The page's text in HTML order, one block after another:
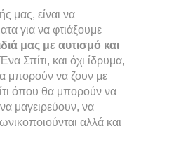
μας, είναι να
για να φτιάξουμε
μας με αυτισμό και
Ένα Σπίτι, και όχι ίδρυμα,
μπορούν να ζουν με
όπου θα μπορούν να
μαγειρεύουν, να
αλλά και